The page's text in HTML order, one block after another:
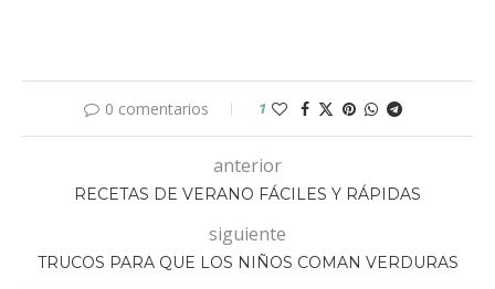
0 comentarios 1
anterior
RECETAS DE VERANO FÁCILES Y RÁPIDAS
siguiente
TRUCOS PARA QUE LOS NIÑOS COMAN VERDURAS